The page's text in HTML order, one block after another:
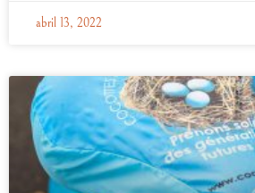
abril 13, 2022